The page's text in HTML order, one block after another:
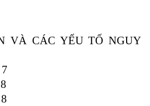
VÀ CÁC YẾU TỐ NGUY